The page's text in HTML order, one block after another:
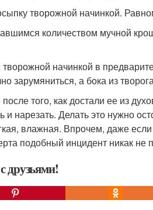
творожной начинкой.
количеством мучной
начинкой в
зарумяниться, а бока из
того, как достали ее из
нарезать. Делать это нужно
влажная. Впрочем, даже
подобный инцидент никак не
друзьями!